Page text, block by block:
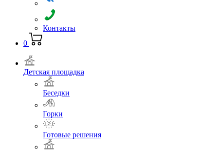
Контакты
0
Детская площадка
Беседки
Горки
Готовые решения